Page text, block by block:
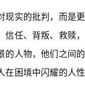
现实的批判，而是更
任、背叛、救赎，
的人物，他们之间的
在困境中闪耀的人性